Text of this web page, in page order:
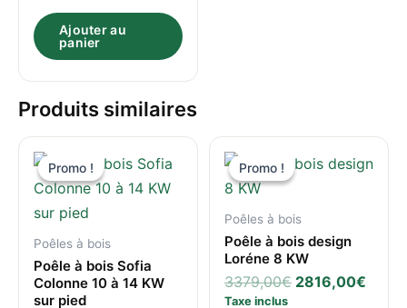
Ajouter au
panier
Produits similaires
Promo !
Promo !
Poêles à bois
Poêle à bois Sofia
Colonne 10 à 14 KW
sur pied
prix
initial
était :
5160,00€.
Promo !
Promo !
Poêles à bois
Poêle à bois design
Loréne 8 KW
3379,00€
prix
3379,00€.
2816,00€
Le
prix
Taxe inclus